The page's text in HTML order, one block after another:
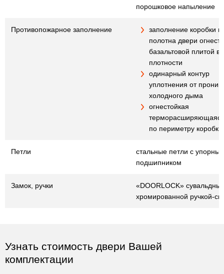
порошковое напыление
Противопожарное заполнение
заполнение коробки и
полотна двери
базальтовой плитой
плотности
одинарный контур
уплотнения от
холодного дыма
огнестойкая
по периметру коробки
Петли
стальные петли с
подшипником
Замок, ручки
«DOORLOCK»
хромированной ручкой-
Узнать стоимость двери Вашей
комплектации